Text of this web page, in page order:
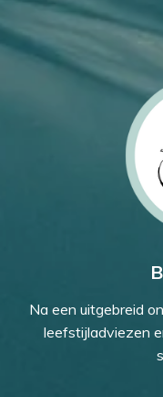
Na een uitgebreid
leefstijladviezen